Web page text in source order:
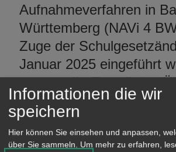
Aufnahmeverfahren in
Württemberg (NAVi 4
Zuge der
Januar 2025 eingeführt
vorgestellt. Es soll den
der Grundschule in die
weiterführende Schule
strukturierter und
Informationen die wir
speichern
Hier können Sie einsehen und anpassen,
über Sie sammeln.
Um mehr zu erfahren,